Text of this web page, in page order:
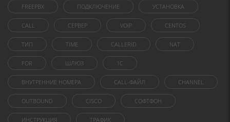
FREEPBX ПОДКЛЮЧЕНИЕ УСТАНОВКА
CALL СЕРВЕР VOIP CENTOS
ТИП TIME CALLERID NAT
FOR ШЛЮЗ 1C
ВНУТРЕННИЕ НОМЕРА CALL-ФАЙЛ CHANNEL
OUTBOUND CISCO СОФТФОН
ИНСТРУКЦИЯ ТРАФИК